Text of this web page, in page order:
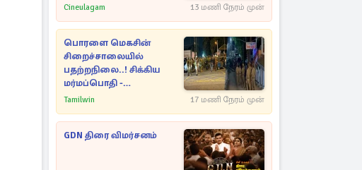
Cineulagam 13 மணி நேரம் முன்
பொரளை மெகசின்
சிறைச்சாலையில்
பதற்றநிலை..! சிக்கிய
மர்மப்பொதி -
பின்னணியில் வெளியான
Tamilwin 17 மணி நேரம் முன்
GDN திரை விமர்சனம்